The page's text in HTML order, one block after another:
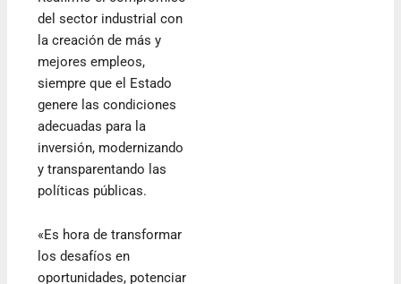
del sector industrial con
la creación de más y
mejores empleos,
siempre que el Estado
genere las condiciones
adecuadas para la
inversión, modernizando
y transparentando las
políticas públicas.
«Es hora de transformar
los desafíos en
oportunidades, potenciar